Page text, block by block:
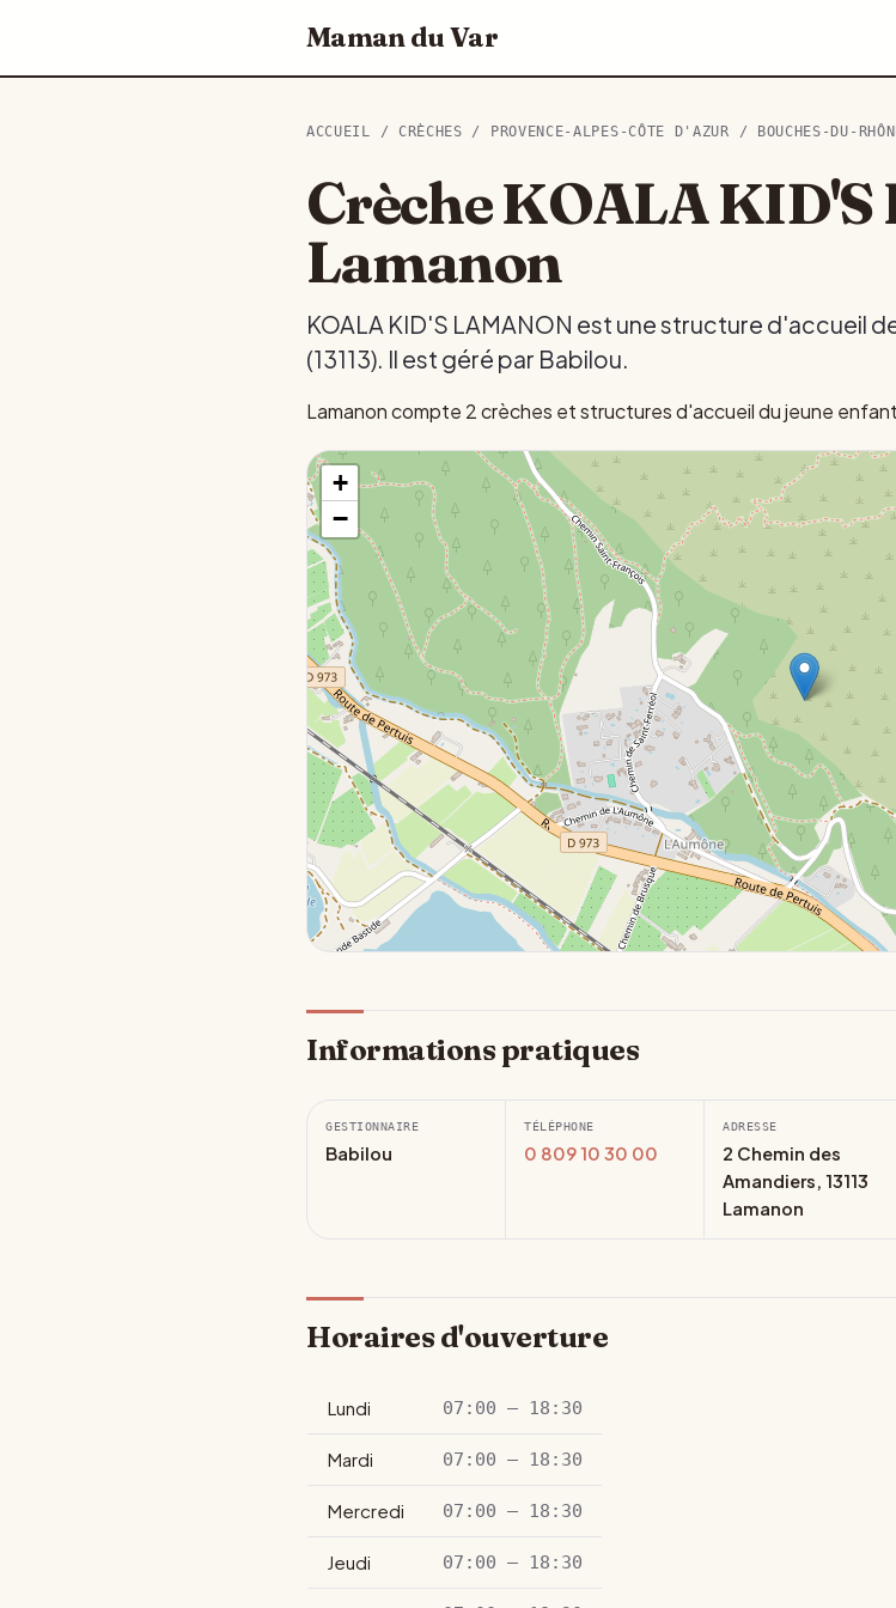
Maman du Var
ACCUEIL / CRÈCHES / PROVENCE-ALPES-CÔTE D'AZUR / BOUCHES-DU-
Crèche KOALA KID'S
Lamanon
KOALA KID'S LAMANON est une structure d'accueil
(13113). Il est géré par Babilou.
Lamanon compte 2 crèches et structures d'accueil du jeune
+
−
Informations pratiques
GESTIONNAIRE
Babilou
TÉLÉPHONE
0 809 10 30 00
ADRESSE
2 Chemin des
Amandiers, 13113
Lamanon
Horaires d'ouverture
Lundi 07:00 – 18:30
Mardi 07:00 – 18:30
Mercredi 07:00 – 18:30
Jeudi 07:00 – 18:30